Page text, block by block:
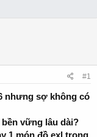
#1
nhưng sợ không có
vững lâu dài?
1 món đồ exl trong